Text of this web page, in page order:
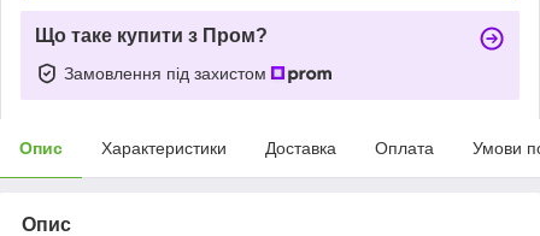
Що таке купити з Пром?
Замовлення під захистом
Опис Характеристики Доставка Оплата Умови
Опис